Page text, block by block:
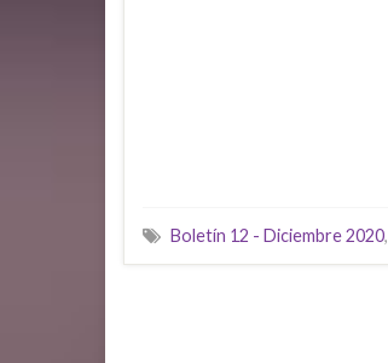
Boletín 12 - Diciembre 2020,